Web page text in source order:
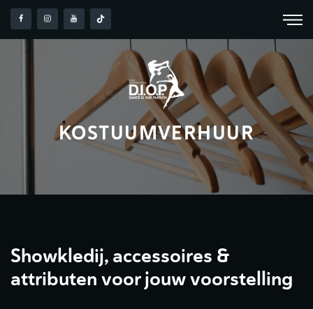
KOSTUUMVERHUUR
Showkledij, accessoires &
attributen voor jouw voorstelling